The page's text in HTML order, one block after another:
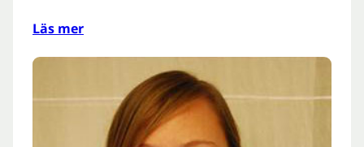
Läs mer